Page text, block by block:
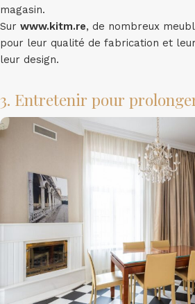
magasin.
Sur www.kitm.re, de nombreux
pour leur qualité de fabrication et
leur design.
3. Entretenir pour